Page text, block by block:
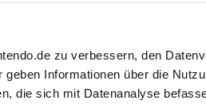
zu verbessern, den
Informationen über die
die sich mit Datenanalyse